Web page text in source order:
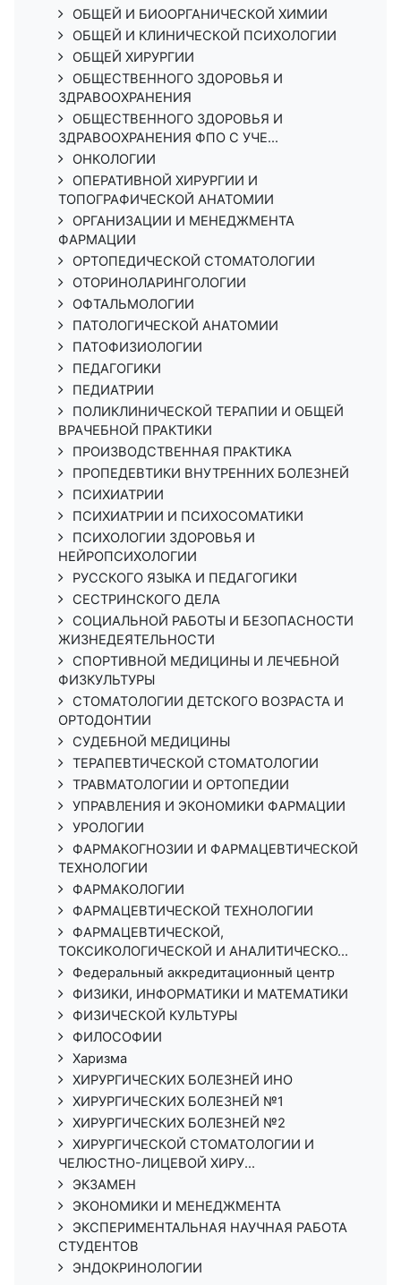
ОБЩЕЙ И БИООРГАНИЧЕСКОЙ ХИМИИ
ОБЩЕЙ И КЛИНИЧЕСКОЙ ПСИХОЛОГИИ
ОБЩЕЙ ХИРУРГИИ
ОБЩЕСТВЕННОГО ЗДОРОВЬЯ И
ЗДРАВООХРАНЕНИЯ
ОБЩЕСТВЕННОГО ЗДОРОВЬЯ И
ЗДРАВООХРАНЕНИЯ ФПО С УЧЕ...
ОНКОЛОГИИ
ОПЕРАТИВНОЙ ХИРУРГИИ И
ТОПОГРАФИЧЕСКОЙ АНАТОМИИ
ОРГАНИЗАЦИИ И МЕНЕДЖМЕНТА
ФАРМАЦИИ
ОРТОПЕДИЧЕСКОЙ СТОМАТОЛОГИИ
ОТОРИНОЛАРИНГОЛОГИИ
ОФТАЛЬМОЛОГИИ
ПАТОЛОГИЧЕСКОЙ АНАТОМИИ
ПАТОФИЗИОЛОГИИ
ПЕДАГОГИКИ
ПЕДИАТРИИ
ПОЛИКЛИНИЧЕСКОЙ ТЕРАПИИ И ОБЩЕЙ
ВРАЧЕБНОЙ ПРАКТИКИ
ПРОИЗВОДСТВЕННАЯ ПРАКТИКА
ПРОПЕДЕВТИКИ ВНУТРЕННИХ БОЛЕЗНЕЙ
ПСИХИАТРИИ
ПСИХИАТРИИ И ПСИХОСОМАТИКИ
ПСИХОЛОГИИ ЗДОРОВЬЯ И
НЕЙРОПСИХОЛОГИИ
РУССКОГО ЯЗЫКА И ПЕДАГОГИКИ
СЕСТРИНСКОГО ДЕЛА
СОЦИАЛЬНОЙ РАБОТЫ И БЕЗОПАСНОСТИ
ЖИЗНЕДЕЯТЕЛЬНОСТИ
СПОРТИВНОЙ МЕДИЦИНЫ И ЛЕЧЕБНОЙ
ФИЗКУЛЬТУРЫ
СТОМАТОЛОГИИ ДЕТСКОГО ВОЗРАСТА И
ОРТОДОНТИИ
СУДЕБНОЙ МЕДИЦИНЫ
ТЕРАПЕВТИЧЕСКОЙ СТОМАТОЛОГИИ
ТРАВМАТОЛОГИИ И ОРТОПЕДИИ
УПРАВЛЕНИЯ И ЭКОНОМИКИ ФАРМАЦИИ
УРОЛОГИИ
ФАРМАКОГНОЗИИ И ФАРМАЦЕВТИЧЕСКОЙ
ТЕХНОЛОГИИ
ФАРМАКОЛОГИИ
ФАРМАЦЕВТИЧЕСКОЙ ТЕХНОЛОГИИ
ФАРМАЦЕВТИЧЕСКОЙ,
ТОКСИКОЛОГИЧЕСКОЙ И АНАЛИТИЧЕСКО...
Федеральный аккредитационный центр
ФИЗИКИ, ИНФОРМАТИКИ И МАТЕМАТИКИ
ФИЗИЧЕСКОЙ КУЛЬТУРЫ
ФИЛОСОФИИ
Харизма
ХИРУРГИЧЕСКИХ БОЛЕЗНЕЙ ИНО
ХИРУРГИЧЕСКИХ БОЛЕЗНЕЙ №1
ХИРУРГИЧЕСКИХ БОЛЕЗНЕЙ №2
ХИРУРГИЧЕСКОЙ СТОМАТОЛОГИИ И
ЧЕЛЮСТНО-ЛИЦЕВОЙ ХИРУ...
ЭКЗАМЕН
ЭКОНОМИКИ И МЕНЕДЖМЕНТА
ЭКСПЕРИМЕНТАЛЬНАЯ НАУЧНАЯ РАБОТА
СТУДЕНТОВ
ЭНДОКРИНОЛОГИИ